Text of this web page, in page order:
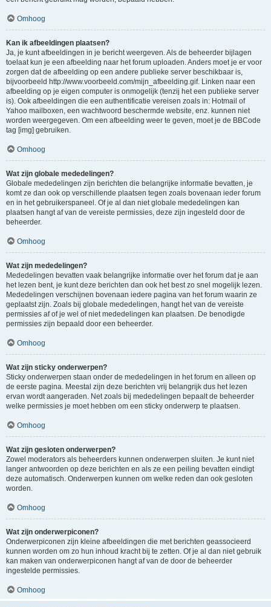
Omhoog
Kan ik afbeeldingen plaatsen?
Ja, je kunt afbeeldingen in je bericht weergeven. Als de beheerder bijlagen
toelaat kun je een afbeelding naar het forum uploaden. Anders moet je er voor
zorgen dat de afbeelding op een andere publieke server beschikbaar is,
bijvoorbeeld http://www.voorbeeld.com/mijn_afbeelding.gif. Linken naar een
afbeelding op je eigen computer is onmogelijk (tenzij het een publieke server
is). Ook afbeeldingen die een authentificatie vereisen zoals in: Hotmail of
Yahoo mailboxen, een wachtwoord beschermde website, enz. kunnen niet
worden weergegeven. Om een afbeelding weer te geven, moet je de BBCode
tag [img] gebruiken.
Omhoog
Wat zijn globale mededelingen?
Globale mededelingen zijn berichten die belangrijke informatie bevatten, je
komt ze dan ook op verschillende plaatsen tegen zoals bovenaan ieder forum
en in het gebruikerspaneel. Of je al dan niet globale mededelingen kan
plaatsen hangt af van de vereiste permissies, deze zijn ingesteld door de
beheerder.
Omhoog
Wat zijn mededelingen?
Mededelingen bevatten vaak belangrijke informatie over het forum dat je aan
het lezen bent, je kunt deze berichten dan ook het best zo snel mogelijk lezen.
Mededelingen verschijnen bovenaan iedere pagina van het forum waarin ze
geplaatst zijn. Zoals bij globale mededelingen, hangt het van de vereiste
permissies af of je wel of niet mededelingen kan plaatsen. De benodigde
permissies zijn bepaald door een beheerder.
Omhoog
Wat zijn sticky onderwerpen?
Sticky onderwerpen staan onder de mededelingen in het forum en alleen op
de eerste pagina. Meestal zijn deze berichten vrij belangrijk dus het lezen
ervan wordt aangeraden. Net zoals bij mededelingen bepaalt de beheerder
welke permissies je moet hebben om een sticky onderwerp te plaatsen.
Omhoog
Wat zijn gesloten onderwerpen?
Zowel moderators als beheerders kunnen onderwerpen sluiten. Je kunt niet
langer antwoorden op deze berichten en als ze een peiling bevatten eindigt
deze automatisch. Onderwerpen kunnen om welke reden dan ook gesloten
worden.
Omhoog
Wat zijn onderwerpiconen?
Onderwerpiconen zijn kleine afbeeldingen die met berichten geassocieerd
kunnen worden om zo hun inhoud kracht bij te zetten. Of je al dan niet gebruik
kan maken van onderwerpiconen hangt af van de door de beheerder
ingestelde permissies.
Omhoog